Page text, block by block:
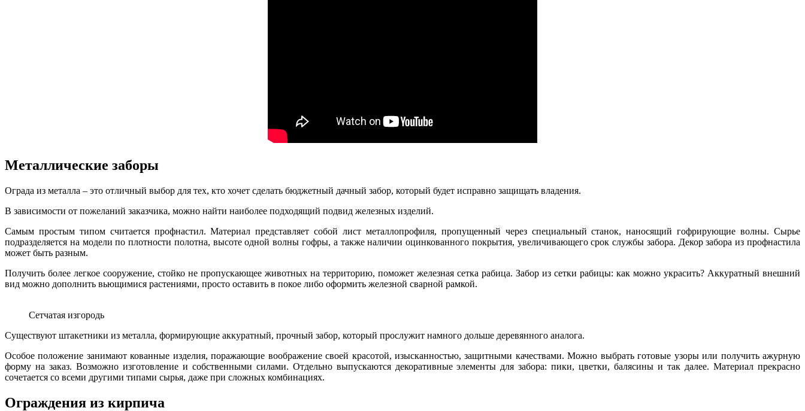
Металлические заборы
Ограда из металла – это отличный выбор для тех, кто хочет сделать бюджетный дачный забор, который будет исправно защищать владения.
В зависимости от пожеланий заказчика, можно найти наиболее подходящий подвид железных изделий.
Самым простым типом считается профнастил. Материал представляет собой лист металлопрофиля, пропущенный через специальный станок, наносящий гофрирующие волны. Сырье
подразделяется на модели по плотности полотна, высоте одной волны гофры, а также наличии оцинкованного покрытия, увеличивающего срок службы забора. Декор забора из профнастила
может быть разным.
Получить более легкое сооружение, стойко не пропускающее животных на территорию, поможет железная сетка рабица. Забор из сетки рабицы: как можно украсить? Аккуратный внешний
вид можно дополнить вьющимися растениями, просто оставить в покое либо оформить железной сварной рамкой.
Сетчатая изгородь
Существуют штакетники из металла, формирующие аккуратный, прочный забор, который прослужит намного дольше деревянного аналога.
Особое положение занимают кованные изделия, поражающие воображение своей красотой, изысканностью, защитными качествами. Можно выбрать готовые узоры или получить ажурную
форму на заказ. Возможно изготовление и собственными силами. Отдельно выпускаются декоративные элементы для забора: пики, цветки, балясины и так далее. Материал прекрасно
сочетается со всеми другими типами сырья, даже при сложных комбинациях.
Ограждения из кирпича